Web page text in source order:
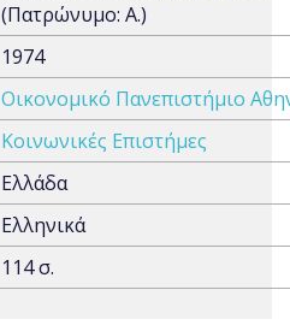
(Πατρώνυμο: Α.)
1974
Οικονομικό Πανεπιστήμιο
Κοινωνικές Επιστήμες
Ελλάδα
Ελληνικά
114 σ.